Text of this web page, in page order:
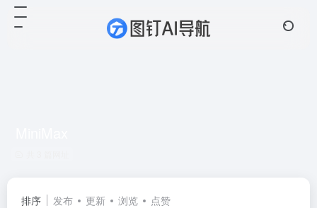
排序 发布 更新 浏览 点赞